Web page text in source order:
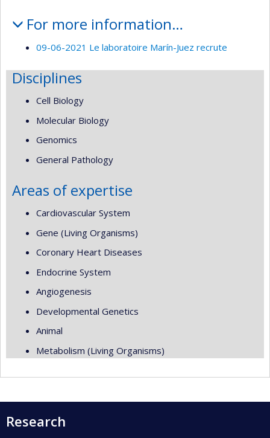
For more information…
09-06-2021 Le laboratoire Marín-Juez recrute
Disciplines
Cell Biology
Molecular Biology
Genomics
General Pathology
Areas of expertise
Cardiovascular System
Gene (Living Organisms)
Coronary Heart Diseases
Endocrine System
Angiogenesis
Developmental Genetics
Animal
Metabolism (Living Organisms)
Research